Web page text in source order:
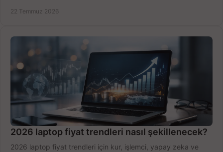
22 Temmuz 2026
2026 laptop fiyat trendleri nasıl şekillenecek?
2026 laptop fiyat trendleri için kur, işlemci, yapay zeka ve